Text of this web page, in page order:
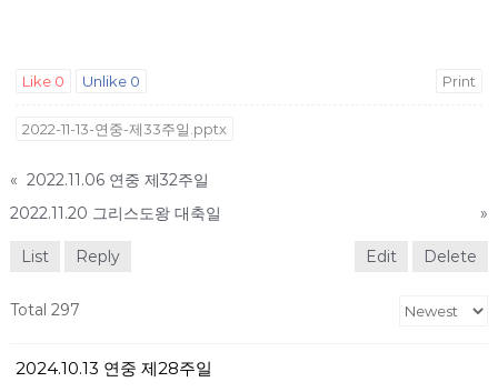
Like 0 Unlike 0 Print
2022-11-13-연중-제33주일.pptx
« 2022.11.06 연중 제32주일
2022.11.20 그리스도왕 대축일
»
List Reply Edit Delete
Total 297
2024.10.13 연중 제28주일